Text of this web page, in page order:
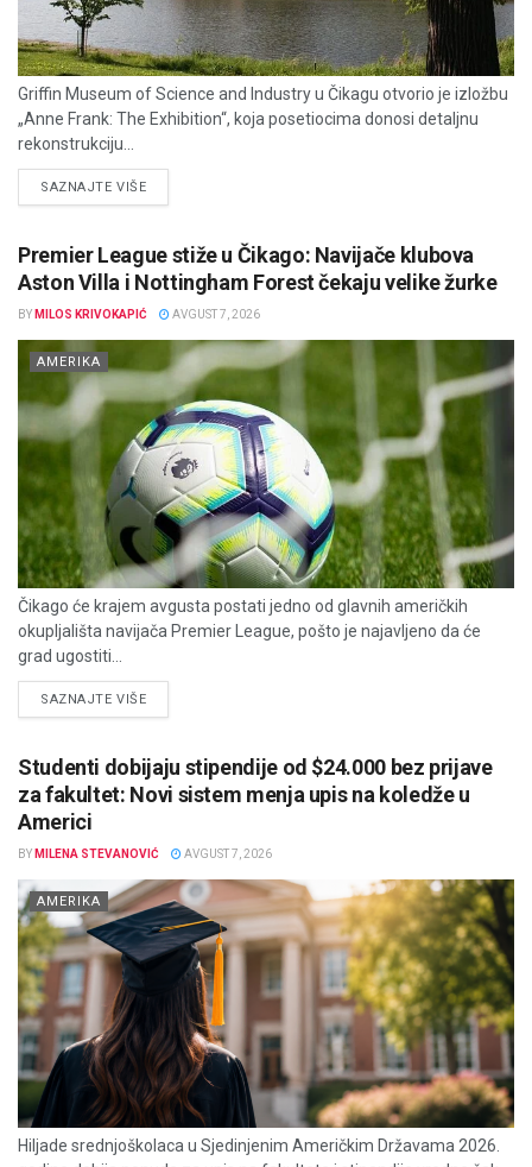
Griffin Museum of Science and Industry u Čikagu otvorio je izložbu
„Anne Frank: The Exhibition“, koja posetiocima donosi detaljnu
rekonstrukciju...
SAZNAJTE VIŠEDETAILS
Premier League stiže u Čikago: Navijače klubova
Aston Villa i Nottingham Forest čekaju velike žurke
BY MILOS KRIVOKAPIĆ AVGUST 7, 2026
AMERIKA
Čikago će krajem avgusta postati jedno od glavnih američkih
okupljališta navijača Premier League, pošto je najavljeno da će
grad ugostiti...
SAZNAJTE VIŠEDETAILS
Studenti dobijaju stipendije od $24.000 bez prijave
za fakultet: Novi sistem menja upis na koledže u
Americi
BY MILENA STEVANOVIĆ AVGUST 7, 2026
AMERIKA
Hiljade srednjoškolaca u Sjedinjenim Američkim Državama 2026.